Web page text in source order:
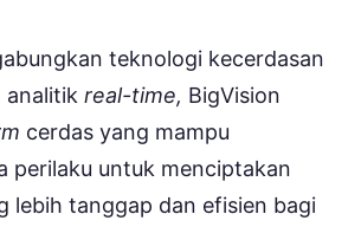
teknologi kecerdasan
analitik real-time, BigVision
cerdas yang mampu
perilaku untuk menciptakan
lebih tanggap dan efisien bagi